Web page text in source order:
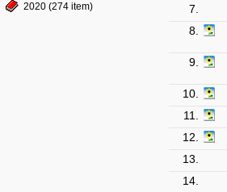
2020 (274 item)
7.
8.
9.
10.
11.
12.
13.
14.